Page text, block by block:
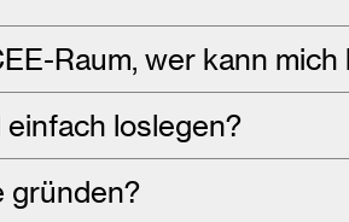
Raum, wer kann mich
einfach loslegen?
gründen?